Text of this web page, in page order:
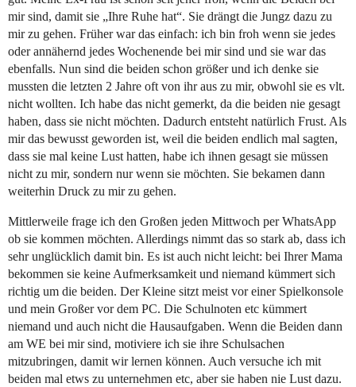
mir sind, damit sie „Ihre Ruhe hat“. Sie drängt die Jungz dazu zu
mir zu gehen. Früher war das einfach: ich bin froh wenn sie jedes
oder annähernd jedes Wochenende bei mir sind und sie war das
ebenfalls. Nun sind die beiden schon größer und ich denke sie
mussten die letzten 2 Jahre oft von ihr aus zu mir, obwohl sie es vlt.
nicht wollten. Ich habe das nicht gemerkt, da die beiden nie gesagt
haben, dass sie nicht möchten. Dadurch entsteht natürlich Frust. Als
mir das bewusst geworden ist, weil die beiden endlich mal sagten,
dass sie mal keine Lust hatten, habe ich ihnen gesagt sie müssen
nicht zu mir, sondern nur wenn sie möchten. Sie bekamen dann
weiterhin Druck zu mir zu gehen.
Mittlerweile frage ich den Großen jeden Mittwoch per WhatsApp
ob sie kommen möchten. Allerdings nimmt das so stark ab, dass ich
sehr unglücklich damit bin. Es ist auch nicht leicht: bei Ihrer Mama
bekommen sie keine Aufmerksamkeit und niemand kümmert sich
richtig um die beiden. Der Kleine sitzt meist vor einer Spielkonsole
und mein Großer vor dem PC. Die Schulnoten etc kümmert
niemand und auch nicht die Hausaufgaben. Wenn die Beiden dann
am WE bei mir sind, motiviere ich sie ihre Schulsachen
mitzubringen, damit wir lernen können. Auch versuche ich mit
beiden mal etws zu unternehmen etc, aber sie haben nie Lust dazu.